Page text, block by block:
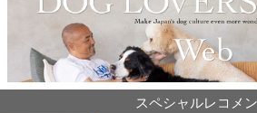
スペシャルレコメ